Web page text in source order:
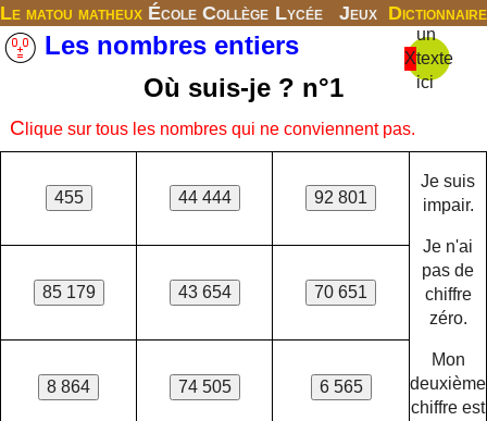
Le matou matheux École Collège Lycée Jeux Dictionnaire
X
un
texte
ici
Les nombres entiers
Où suis-je ? n°1
C lique sur tous les nombres qui ne conviennent pas.
Je suis
impair.
Je n'ai
pas de
chiffre
zéro.
Mon
deuxième
chiffre est